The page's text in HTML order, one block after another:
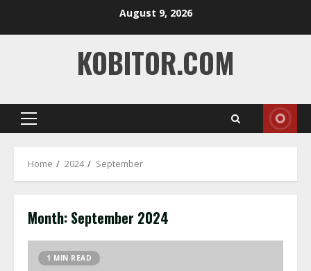
August 9, 2026
KOBITOR.COM
Primary
Home 2024 September
Month: September 2024
1 MIN READ